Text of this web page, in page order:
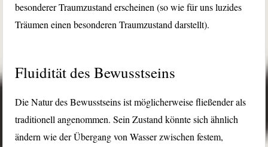
besonderer Traumzustand erscheinen (so wie für uns luzides
Träumen einen besonderen Traumzustand darstellt).
Fluidität des Bewusstseins
Die Natur des Bewusstseins ist möglicherweise fließender als
traditionell angenommen. Sein Zustand könnte sich ähnlich
ändern wie der Übergang von Wasser zwischen festem,